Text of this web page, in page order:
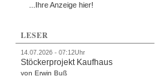
...Ihre Anzeige hier!
LESER
14.07.2026 - 07:12Uhr
Stöckerprojekt Kaufhaus
von Erwin Buß